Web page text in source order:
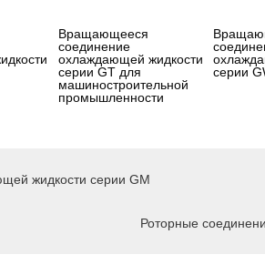
Вращающееся
соединение
охлаждающей жидкости
серии GT для
машиностроительной
промышленности
серии
жидкости серии GM
Роторные